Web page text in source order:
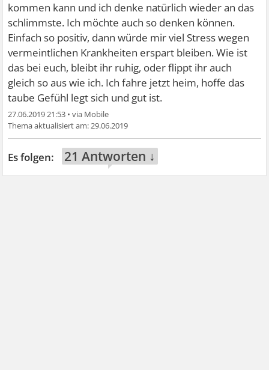
kommen kann und ich denke natürlich wieder an das
schlimmste. Ich möchte auch so denken können.
Einfach so positiv, dann würde mir viel Stress wegen
vermeintlichen Krankheiten erspart bleiben. Wie ist
das bei euch, bleibt ihr ruhig, oder flippt ihr auch
gleich so aus wie ich. Ich fahre jetzt heim, hoffe das
taube Gefühl legt sich und gut ist.
27.06.2019 21:53 •
29.06.2019
21 Antworten ↓